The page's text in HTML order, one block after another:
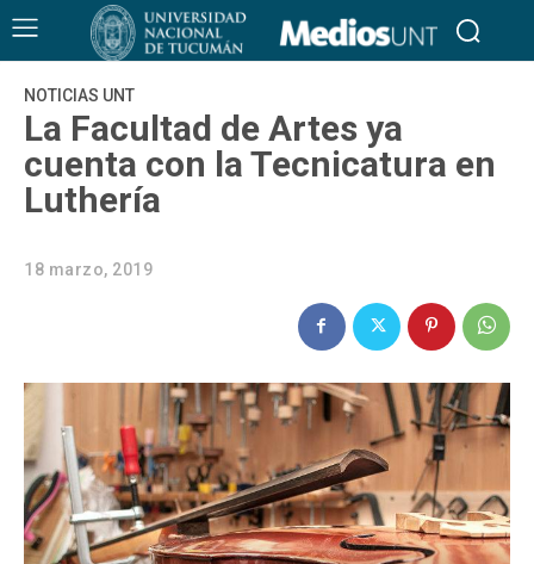
NOTICIAS UNT
La Facultad de Artes ya
cuenta con la Tecnicatura en
Luthería
18 marzo, 2019